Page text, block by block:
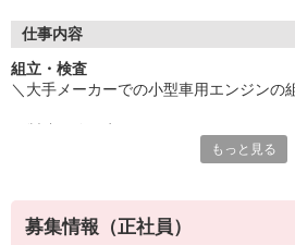
業務知識も経験も全くありませんでした
最初は直属の上司のアシスタント業務か
徐々にできることの幅を広げていった
業務は一人でできるようになりました。
仕事内容
組立・検査
＼大手メーカーでの小型車用エンジンの
丁寧な研修と指導で安心のスタート♪
◆組立
1）ベルトコンベアに載っている製品を組
もっと見る
募集情報（正社員）